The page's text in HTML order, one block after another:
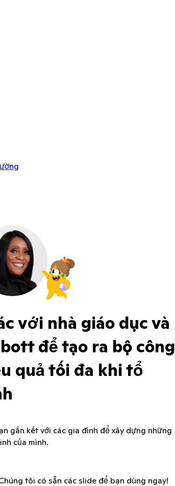
với nhà giáo dục và
để tạo ra bộ công
quả tối đa khi tổ
gắn kết với các gia đình để xây dựng những
của mình.
tôi có sẵn các slide để bạn dùng ngay!